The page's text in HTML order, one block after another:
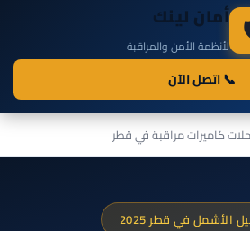
أمان لينك
لأنظمة الأمن والمراقبة
📞 اتصل الآن
كاميرات مراقبة في قطر
الأشمل في قطر 2025